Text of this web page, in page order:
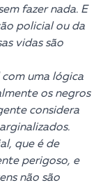
fazer nada. E
policial ou da
vidas são
uma lógica
os negros
considera
que é de
perigoso, e
não são